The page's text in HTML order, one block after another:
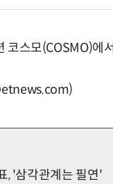
스모(COSMO)에
, '삼각관계는 필연'